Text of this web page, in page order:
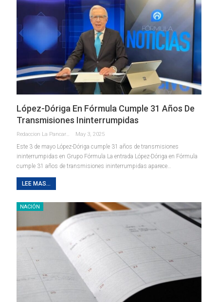
López-Dóriga En Fórmula Cumple 31 Años De
Transmisiones Ininterrumpidas
May 3, 2025
Este 3 de mayo López-Dóriga cumple 31 años de transmisiones
ininterrumpidas en Grupo Fórmula La entrada López-Dóriga en Fórmula
cumple 31 años de transmisiones ininterrumpidas aparece…
LEE MAS...
NACIÓN